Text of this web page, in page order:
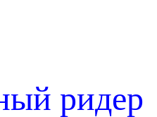
ридер